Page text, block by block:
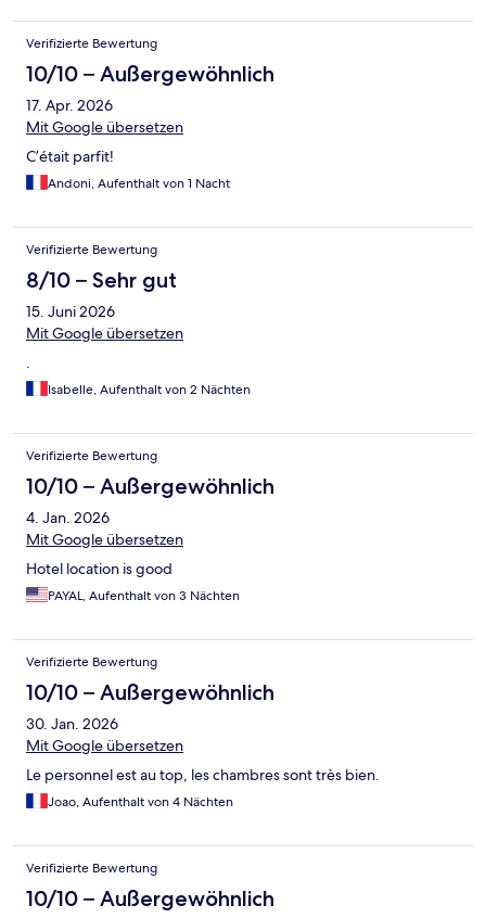
Verifizierte Bewertung
10/10 – Außergewöhnlich
17. Apr. 2026
Mit Google übersetzen
C’était parfit!
Andoni, Aufenthalt von 1 Nacht
Verifizierte Bewertung
8/10 – Sehr gut
15. Juni 2026
Mit Google übersetzen
.
Isabelle, Aufenthalt von 2 Nächten
Verifizierte Bewertung
10/10 – Außergewöhnlich
4. Jan. 2026
Mit Google übersetzen
Hotel location is good
PAYAL, Aufenthalt von 3 Nächten
Verifizierte Bewertung
10/10 – Außergewöhnlich
30. Jan. 2026
Mit Google übersetzen
Le personnel est au top, les chambres sont très bien.
Joao, Aufenthalt von 4 Nächten
Verifizierte Bewertung
10/10 – Außergewöhnlich